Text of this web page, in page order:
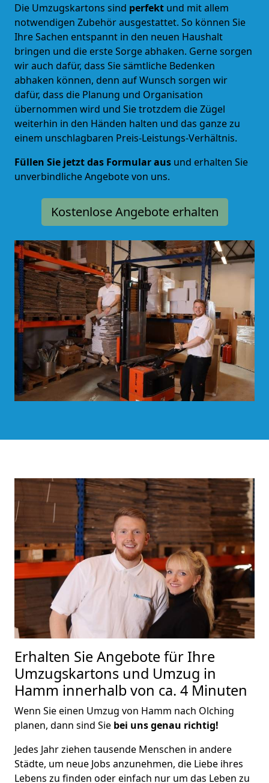
Die Umzugskartons sind perfekt und mit allem
notwendigen Zubehör ausgestattet. So können Sie
Ihre Sachen entspannt in den neuen Haushalt
bringen und die erste Sorge abhaken. Gerne sorgen
wir auch dafür, dass Sie sämtliche Bedenken
abhaken können, denn auf Wunsch sorgen wir
dafür, dass die Planung und Organisation
übernommen wird und Sie trotzdem die Zügel
weiterhin in den Händen halten und das ganze zu
einem unschlagbaren Preis-Leistungs-Verhältnis.
Füllen Sie jetzt das Formular aus und erhalten Sie
unverbindliche Angebote von uns.
Kostenlose Angebote erhalten
Erhalten Sie Angebote für Ihre
Umzugskartons und Umzug in
Hamm innerhalb von ca. 4 Minuten
Wenn Sie einen Umzug von Hamm nach Olching
planen, dann sind Sie bei uns genau richtig!
Jedes Jahr ziehen tausende Menschen in andere
Städte, um neue Jobs anzunehmen, die Liebe ihres
Lebens zu finden oder einfach nur um das Leben zu